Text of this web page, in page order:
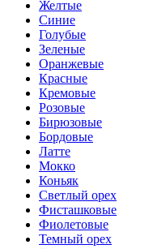
Желтые
Синие
Голубые
Зеленые
Оранжевые
Красные
Кремовые
Розовые
Бирюзовые
Бордовые
Латте
Мокко
Коньяк
Светлый орех
Фисташковые
Фиолетовые
Темный орех